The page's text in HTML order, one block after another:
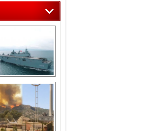
TCG Anadolu,
tersane teknik
seyrini tamamladı